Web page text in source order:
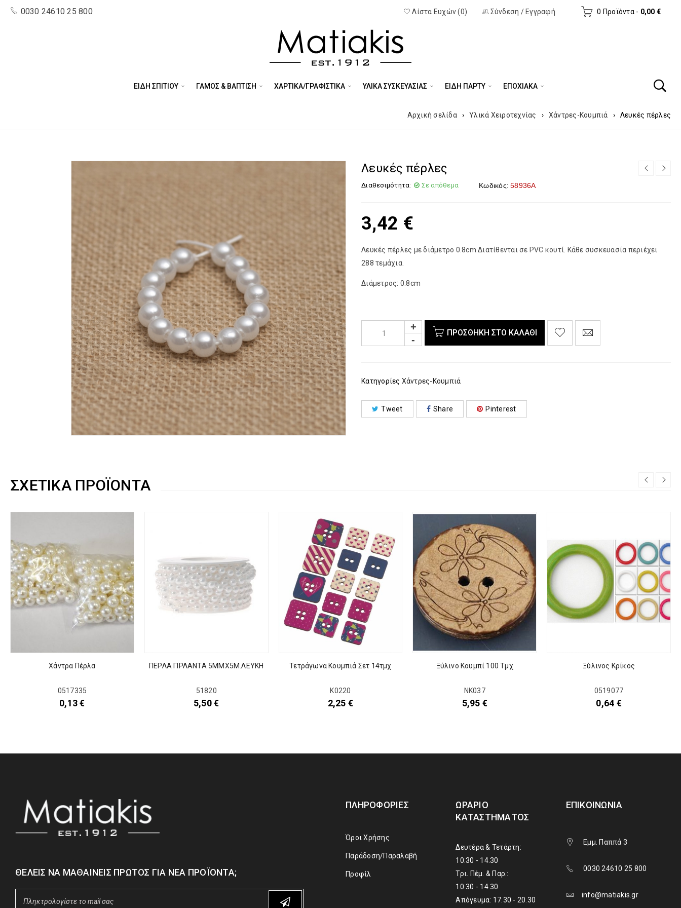
0030 24610 25 800 0 Προϊόντα - 0,00 €
Σύνδεση / Εγγραφή
Λίστα Ευχών (0)
ΕΙΔΗ ΣΠΙΤΙΟΥ ΓΑΜΟΣ & ΒΑΠΤΙΣΗ ΧΑΡΤΙΚΑ/ΓΡΑΦΙΣΤΙΚΑ ΥΛΙΚΑ ΣΥΣΚΕΥΑΣΙΑΣ ΕΊΔΗ ΠΆΡΤΥ ΕΠΟΧΙΑΚΑ
Αρχική σελίδα › Υλικά Χειροτεχνίας › Χάντρες-Κουμπιά › Λευκές πέρλες
Λευκές πέρλες
Διαθεσιμότητα: Σε απόθεμα Κωδικός: 58936Α
3,42 €
Λευκές πέρλες με διάμετρο 0.8cm.Διατίθενται σε PVC κουτί. Κάθε συσκευασία περιέχει
288 τεμάχια.
Διάμετρος: 0.8cm
ΠΡΟΣΘΉΚΗ ΣΤΟ ΚΑΛΆΘΙ
Κατηγορίες Χάντρες-Κουμπιά
Tweet Share Pinterest
ΣΧΕΤΙΚΆ ΠΡΟΪΌΝΤΑ
Χάντρα Πέρλα
0517335
0,13€
ΠΕΡΛΑ ΓΙΡΛΑΝΤΑ 5ΜΜΧ5Μ.ΛΕΥΚΗ
51820
5,50€
Τετράγωνα Κουμπιά Σετ 14τμχ
Κ0220
2,25 €
Ξύλινο Κουμπί 100 Τμχ
NK037
5,95 €
Ξύλινος Κρίκος
0519077
0,64 €
ΘΈΛΕΙΣ ΝΑ ΜΑΘΑΊΝΕΙΣ ΠΡΏΤΟΣ ΓΙΑ ΝΈΑ ΠΡΟΪΌΝΤΑ;
ΠΛΗΡΟΦΟΡΊΕΣ
Όροι Χρήσης
Παράδοση/Παραλαβή
Προφίλ
ΩΡΆΡΙΟ
ΚΑΤΑΣΤΉΜΑΤΟΣ
Δευτέρα & Τετάρτη:
10.30 - 14.30
Τρι. Πέμ. & Παρ.:
10.30 - 14.30
Απόγευμα: 17.30 - 20.30
ΕΠΙΚΟΙΝΩΝΊΑ
Εμμ. Παππά 3
0030 24610 25 800
info@matiakis.gr